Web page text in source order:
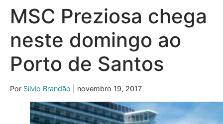
MSC Preziosa chega
neste domingo ao
Porto de Santos
Por Silvio Brandão | novembro 19, 2017